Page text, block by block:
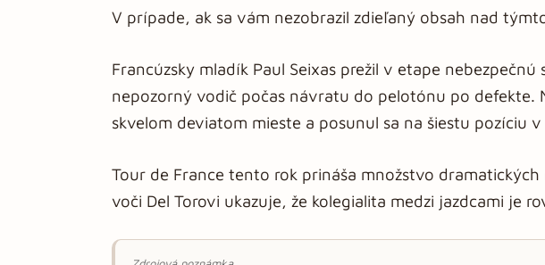
V prípade, ak sa vám nezobrazil zdieľaný obsah nad
Francúzsky mladík Paul Seixas prežil v etape
nepozorný vodič počas návratu do pelotónu po defekte.
skvelom deviatom mieste a posunul sa na šiestu pozíciu
Tour de France tento rok prináša množstvo
voči Del Torovi ukazuje, že kolegialita medzi jazdcami je